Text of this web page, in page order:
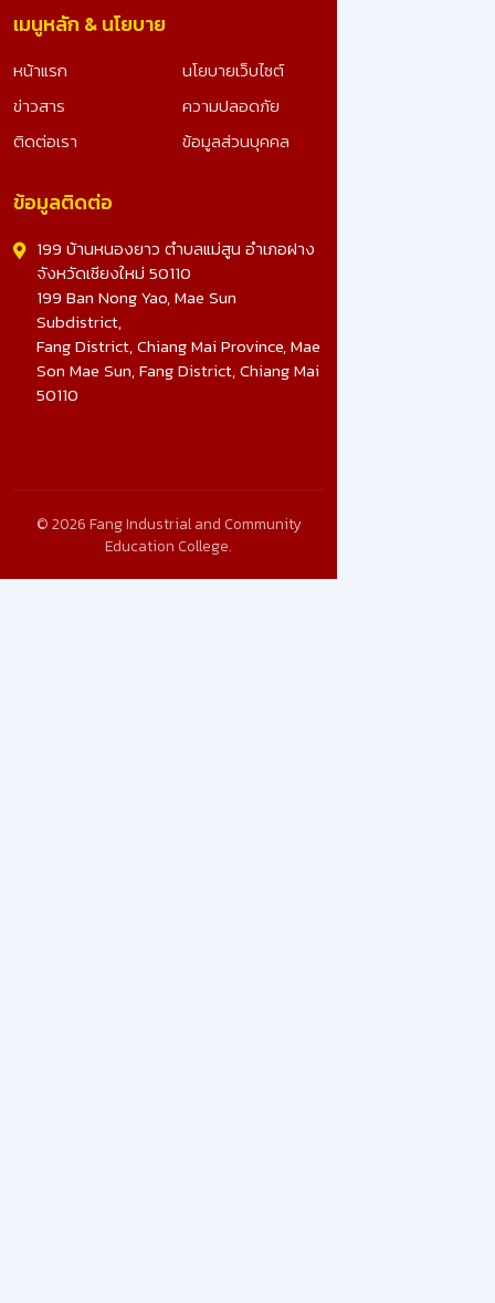
เมนูหลัก & นโยบาย
หน้าแรก
ข่าวสาร
ติดต่อเรา
นโยบายเว็บไซต์
ความปลอดภัย
ข้อมูลส่วนบุคคล
ข้อมูลติดต่อ
199 บ้านหนองยาว ตำบลแม่สูน อำเภอฝาง
จังหวัดเชียงใหม่ 50110
199 Ban Nong Yao, Mae Sun
Subdistrict,
Fang District, Chiang Mai Province, Mae
Son Mae Sun, Fang District, Chiang Mai
50110
© 2026 Fang Industrial and Community
Education College.